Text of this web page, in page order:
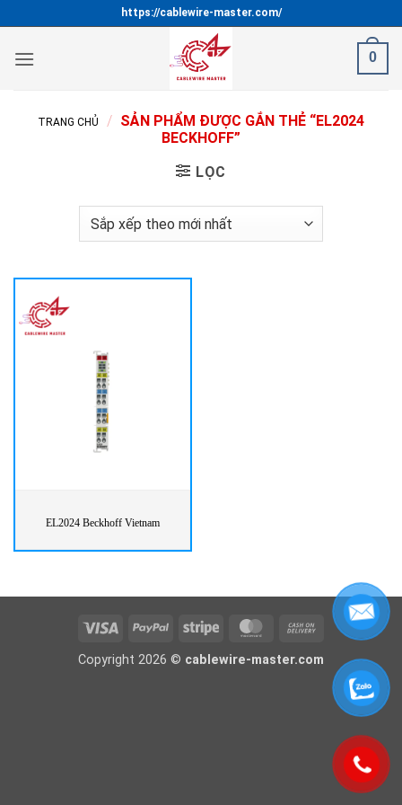
qua
nội
https://cablewire-master.com/
0
TRANG CHỦ / SẢN PHẨM ĐƯỢC GẮN THẺ “EL2024
BECKHOFF”
LỌC
EL2024 Beckhoff Vietnam
Visa PayPal Stripe MasterCardCash
Delivery
Copyright 2026 © cablewire-master.com